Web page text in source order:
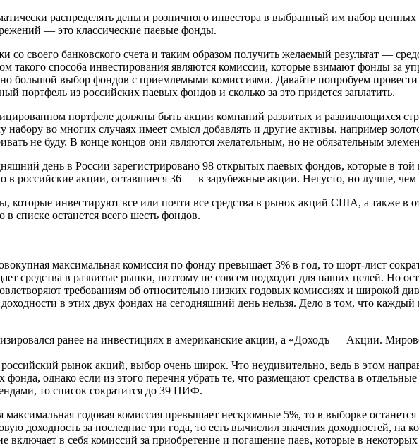
распределять деньги розничного инвестора в выбранный им набор
— это классические паевые фонды.
своего банковского счета и таким образом получить желаемый результат —
способа инвестирования являются комиссии, которые взимают фонды за
большой выбор фондов с приемлемыми комиссиями. Давайте попробуем
портфель из российских паевых фондов и сколько за это придется заплатить.
портфеле должны быть акции компаний развитых и развивающихся
во многих случаях имеет смысл добавлять и другие активы, например
не буду. В конце концов они являются желательным, но не обязательным
день в России зарегистрировано 98 открытых паевых фондов, которые в
в российские акции, оставшиеся 36 — в зарубежные акции. Негусто, но лучше, чем
которые инвестируют все или почти все средства в рынок акций США, а также в
списке останется всего шесть фондов.
максимальная комиссия по фонду превышает 3% в год, то шорт-лист
средства в развитые рынки, поэтому не совсем подходит для наших целей.
требованиям об относительно низких годовых комиссиях и широкой
в этих двух фондах на сегодняшний день нельзя. Дело в том, что
ранее на инвестициях в американские акции, а «Доходъ — Акции.
рынок акций, выбор очень широк. Что неудивительно, ведь в этом
однако если из этого перечня убрать те, что размещают средства в
то список сократится до 39 ПИФ.
максимальная годовая комиссия превышает нескромные 5%, то в выборке
доходность за последние три года, то есть вычислил значения доходностей,
включает в себя комиссий за приобретение и погашение паев, которые в